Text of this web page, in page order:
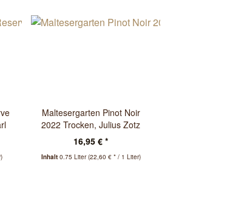
Maltesergarten Pinot Noir
2022 Trocken, Julius Zotz
16,95 € *
Inhalt 0.75 Liter(22,60 € * / 1 Liter)